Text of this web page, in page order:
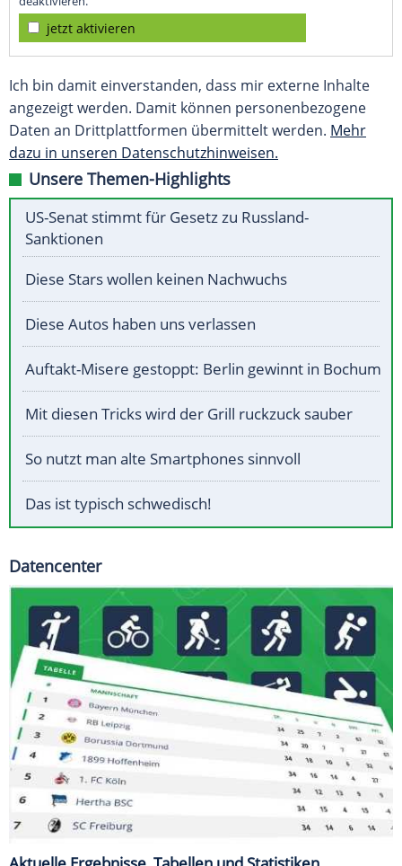
jetzt aktivieren
Ich bin damit einverstanden, dass mir externe Inhalte
angezeigt werden. Damit können personenbezogene
Daten an Drittplattformen übermittelt werden. Mehr
dazu in unseren Datenschutzhinweisen.
Unsere Themen-Highlights
US-Senat stimmt für Gesetz zu Russland-
Sanktionen
Diese Stars wollen keinen Nachwuchs
Diese Autos haben uns verlassen
Auftakt-Misere gestoppt: Berlin gewinnt in Bochum
Mit diesen Tricks wird der Grill ruckzuck sauber
So nutzt man alte Smartphones sinnvoll
Das ist typisch schwedisch!
Datencenter